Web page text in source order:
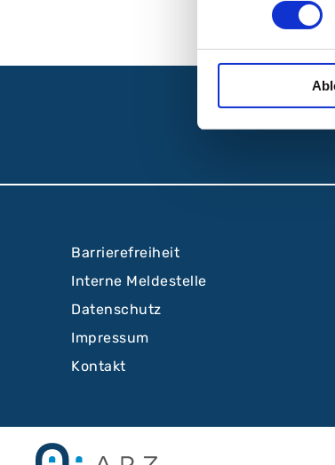
Barrierefreiheit
Interne Meldestelle
Datenschutz
Impressum
Kontakt